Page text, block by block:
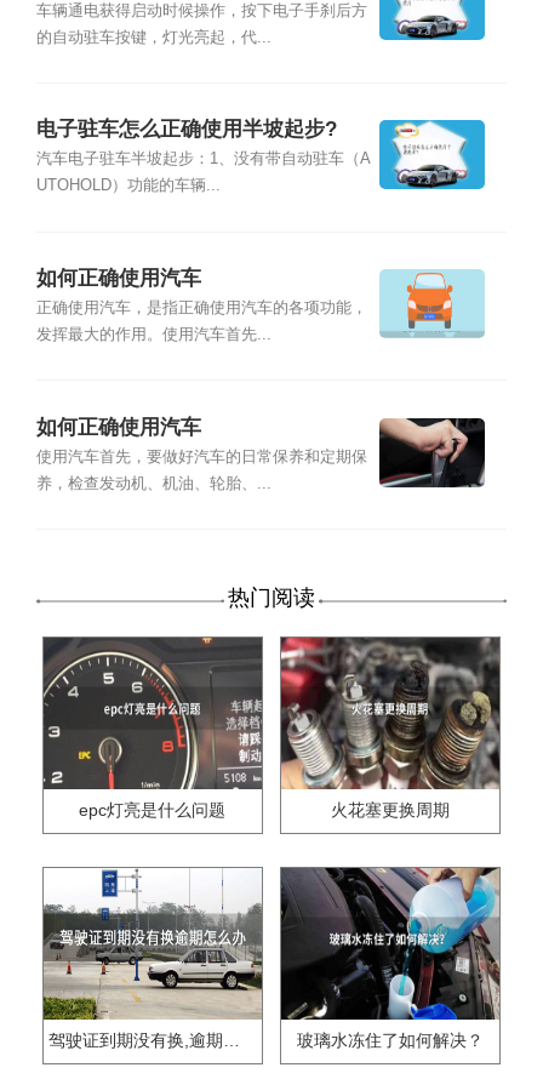
车辆通电获得启动时候操作，按下电子手刹后方
的自动驻车按键，灯光亮起，代...
电子驻车怎么正确使用半坡起步?
汽车电子驻车半坡起步：1、没有带自动驻车（A
UTOHOLD）功能的车辆...
如何正确使用汽车
正确使用汽车，是指正确使用汽车的各项功能，
发挥最大的作用。使用汽车首先...
如何正确使用汽车
使用汽车首先，要做好汽车的日常保养和定期保
养，检查发动机、机油、轮胎、...
热门阅读
epc灯亮是什么问题 火花塞更换周期
驾驶证到期没有换,逾期怎么办?? 玻璃水冻住了如何解决？